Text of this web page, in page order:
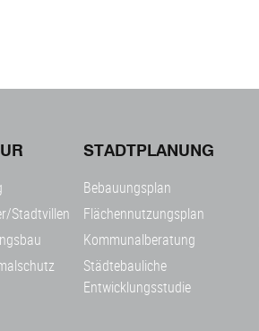
Stadtvillen
STADTPLANUNG
Bebauungsplan
Flächennutzungsplan
Kommunalberatung
Städtebauliche
Entwicklungsstudie